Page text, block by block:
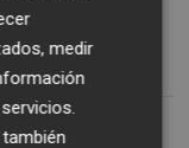
y
medir
también